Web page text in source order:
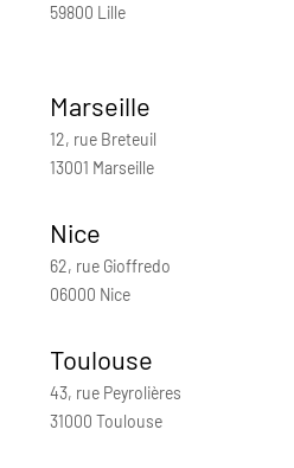
59800 Lille
Marseille
12, rue Breteuil
13001 Marseille
Nice
62, rue Gioffredo
06000 Nice
Toulouse
43, rue Peyrolières
31000 Toulouse